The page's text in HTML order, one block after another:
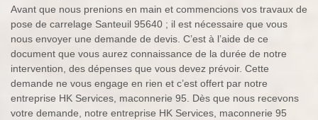
Avant que nous prenions en main et commencions vos travaux de
pose de carrelage Santeuil 95640 ; il est nécessaire que vous
nous envoyer une demande de devis. C’est à l’aide de ce
document que vous aurez connaissance de la durée de notre
intervention, des dépenses que vous devez prévoir. Cette
demande ne vous engage en rien et c’est offert par notre
entreprise HK Services, maconnerie 95. Dès que nous recevons
votre demande, notre entreprise HK Services, maconnerie 95